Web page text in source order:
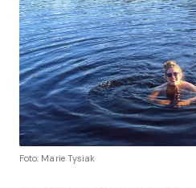
Foto: Marie Tysiak